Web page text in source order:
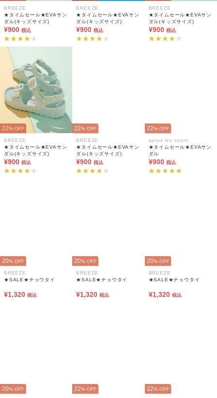
BREEZE
★タイムセール★EVAサン
ダル(キッズサイズ)
¥900 税込
BREEZE
★タイムセール★EVAサン
ダル(キッズサイズ)
¥900 税込
BREEZE
★タイムセール★EVAサン
ダル(キッズサイズ)
¥900 税込
22% OFF
BREEZE
★タイムセール★EVAサン
ダル(キッズサイズ)
¥900 税込
22% OFF
BREEZE
★タイムセール★EVAサン
ダル(キッズサイズ)
¥900 税込
22% OFF
apres les cours
★タイムセール★EVAサン
ダル
¥900 税込
20% OFF
BREEZE
★SALE★チョウタイ
¥1,320 税込
20% OFF
BREEZE
★SALE★チョウタイ
¥1,320 税込
20% OFF
BREEZE
★SALE★チョウタイ
¥1,320 税込
20% OFF 22% OFF 22% OFF